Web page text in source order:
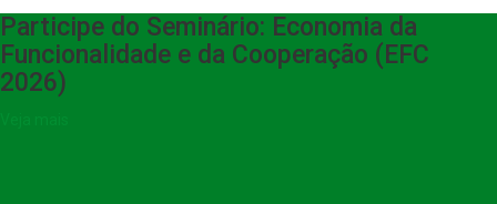
Participe do Seminário: Economia da
Funcionalidade e da Cooperação (EFC
2026)